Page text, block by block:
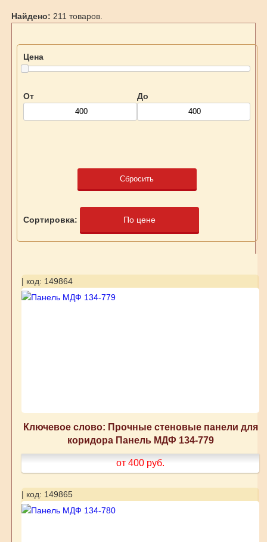
Найдено: 211 товаров.
Цена
От До
Сбросить
Сортировка: По цене
| код: 149864
Ключевое слово: Прочные стеновые панели для
коридора Панель МДФ 134-779
от 400 руб.
| код: 149865